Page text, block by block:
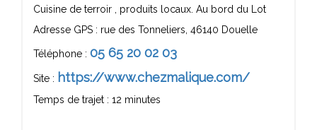
Cuisine de terroir , produits locaux. Au bord du Lot
Adresse GPS : rue des Tonneliers, 46140 Douelle
Téléphone : 05 65 20 02 03
Site : https://www.chezmalique.com/
Temps de trajet : 12 minutes